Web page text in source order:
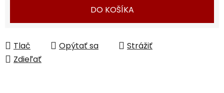
DO KOŠÍKA
Tlač Opýtať sa
Strážiť
Zdieľať